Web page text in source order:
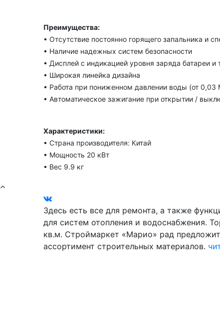
Преимущества:
• Отсутствие постоянно горящего запальника и
• Наличие надежных систем безопасности
• Дисплей с индикацией уровня заряда батареи
• Широкая линейка дизайна
• Работа при пониженном давлении воды (от 0,03
• Автоматическое зажигание при открытии /
Характеристики:
• Страна производителя: Китай
• Мощность 20 кВт
• Вес 9.9 кг
Здесь есть все для ремонта, а также
для систем отопления и водоснабжения.
кв.м. Строймаркет «Марио» рад
ассортимент строительных материалов.